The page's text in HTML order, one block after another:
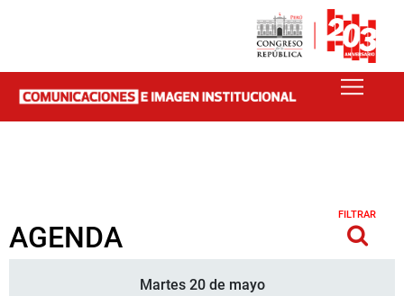
AGENDA
FILTRAR
Martes 20 de mayo